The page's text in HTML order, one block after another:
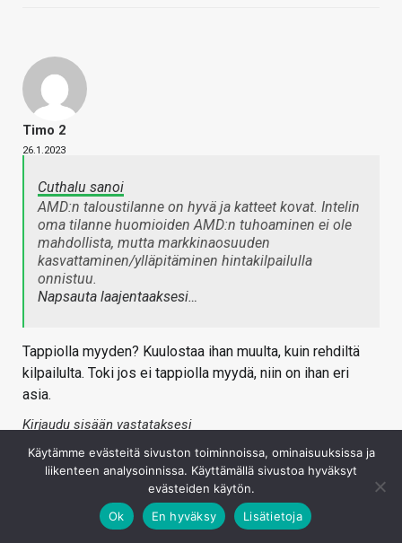
Timo 2
26.1.2023
Cuthalu sanoi
AMD:n taloustilanne on hyvä ja katteet kovat. Intelin
oma tilanne huomioiden AMD:n tuhoaminen ei ole
mahdollista, mutta markkinaosuuden
kasvattaminen/ylläpitäminen hintakilpailulla
onnistuu.
Napsauta laajentaaksesi…
Tappiolla myyden? Kuulostaa ihan muulta, kuin rehdiltä
kilpailulta. Toki jos ei tappiolla myydä, niin on ihan eri
asia.
Kirjaudu sisään vastataksesi
Käytämme evästeitä sivuston toiminnoissa, ominaisuuksissa ja
liikenteen analysoinnissa. Käyttämällä sivustoa hyväksyt
evästeiden käytön.
Ok
En hyväksy Lisätietoja